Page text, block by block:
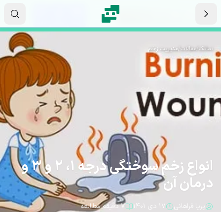
نماتک/مقالات/مدیریت زخم
انواع زخم سوختگی درجه 1، 2 و 3 و
درمان آن
پریا فراهانی ۱۷ دی ۱۴۰۱ ۷ دقیقه مطالعه